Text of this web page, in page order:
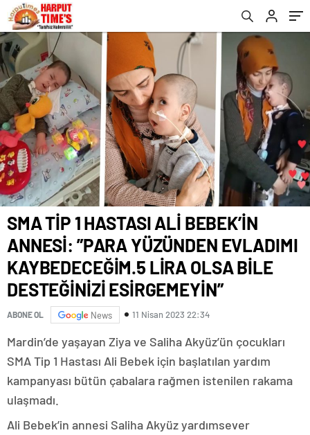
KAYBEDECEĞİM.5 LİRA OLSA BİLE
DESTEĞİNİZİ ESİRGEMEYİN”
SMA TİP 1 HASTASI ALİ BEBEK’İN
ANNESİ: ”PARA YÜZÜNDEN EVLADIMI
KAYBEDECEĞİM.5 LİRA OLSA BİLE
DESTEĞİNİZİ ESİRGEMEYİN”
ABONE OL News 11 Nisan 2023 22:34
Mardin’de yaşayan Ziya ve Saliha Akyüz’ün çocukları
SMA Tip 1 Hastası Ali Bebek için başlatılan yardım
kampanyası bütün çabalara rağmen istenilen rakama
ulaşmadı.
Ali Bebek’in annesi Saliha Akyüz yardımsever